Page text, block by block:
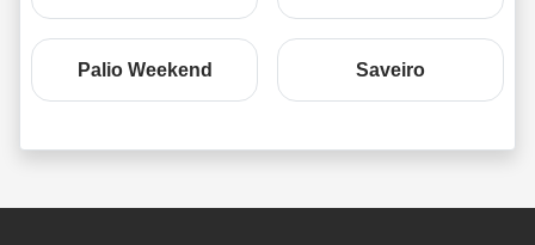
Palio Weekend Saveiro